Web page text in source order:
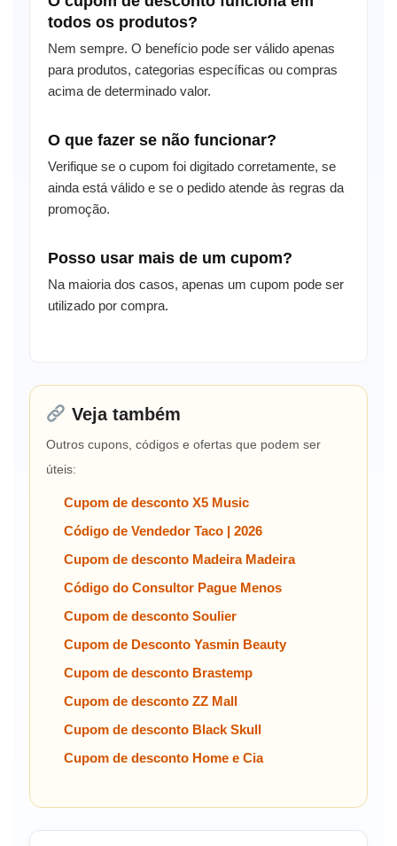
todos os produtos?
Nem sempre. O benefício pode ser válido apenas
para produtos, categorias específicas ou compras
acima de determinado valor.
O que fazer se não funcionar?
Verifique se o cupom foi digitado corretamente, se
ainda está válido e se o pedido atende às regras da
promoção.
Posso usar mais de um cupom?
Na maioria dos casos, apenas um cupom pode ser
utilizado por compra.
Veja também
Outros cupons, códigos e ofertas que podem ser
úteis:
Cupom de desconto X5 Music
Código de Vendedor Taco | 2026
Cupom de desconto Madeira Madeira
Código do Consultor Pague Menos
Cupom de desconto Soulier
Cupom de Desconto Yasmin Beauty
Cupom de desconto Brastemp
Cupom de desconto ZZ Mall
Cupom de desconto Black Skull
Cupom de desconto Home e Cia